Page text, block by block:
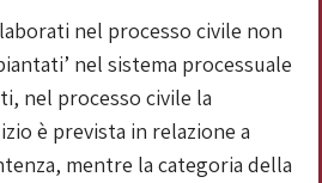
nel processo civile non
nel sistema processuale
nel processo civile la
è prevista in relazione a
mentre la categoria della